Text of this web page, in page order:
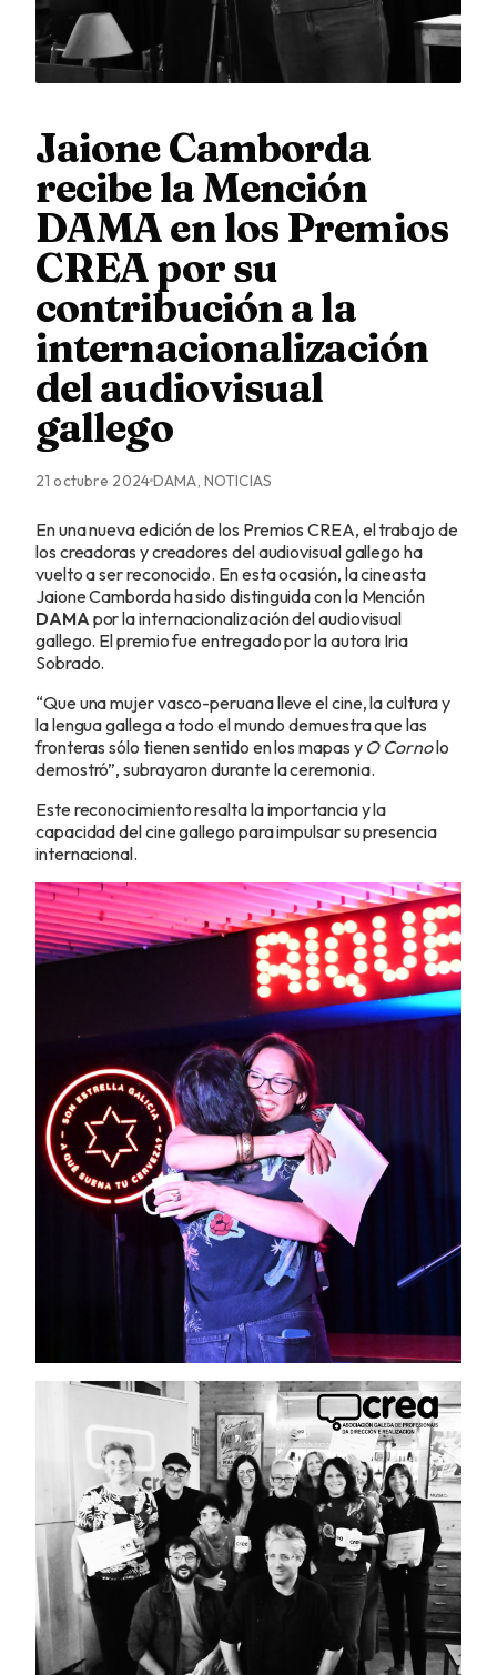
Jaione Camborda
recibe la Mención
DAMA en los Premios
CREA por su
contribución a la
internacionalización
del audiovisual
gallego
21 octubre 2024DAMA, NOTICIAS
En una nueva edición de los Premios CREA, el trabajo de
los creadoras y creadores del audiovisual gallego ha
vuelto a ser reconocido. En esta ocasión, la cineasta
Jaione Camborda ha sido distinguida con la Mención
DAMA por la internacionalización del audiovisual
gallego. El premio fue entregado por la autora Iria
Sobrado.
“Que una mujer vasco-peruana lleve el cine, la cultura y
la lengua gallega a todo el mundo demuestra que las
fronteras sólo tienen sentido en los mapas y O Cornolo
demostró”, subrayaron durante la ceremonia.
Este reconocimiento resalta la importancia y la
capacidad del cine gallego para impulsar su presencia
internacional.